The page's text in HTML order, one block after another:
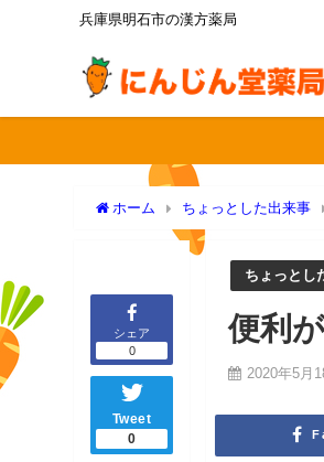
兵庫県明石市の漢方薬局
ホーム ちょっとした出来事
シェア
0
Tweet
0
ちょっとし
便利
2020年5月